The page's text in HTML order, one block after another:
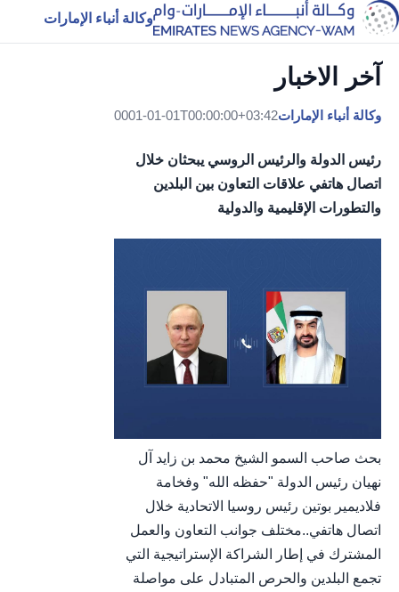
وكالة أنباء الإمارات
آخر الاخبار
وكالة أنباء الإمارات0001-01-01T00:00:00+03:42
رئيس الدولة والرئيس الروسي يبحثان خلال
اتصال هاتفي علاقات التعاون بين البلدين
والتطورات الإقليمية والدولية
بحث صاحب السمو الشيخ محمد بن زايد آل
نهيان رئيس الدولة "حفظه الله" وفخامة
فلاديمير بوتين رئيس روسيا الاتحادية خلال
اتصال هاتفي..مختلف جوانب التعاون والعمل
المشترك في إطار الشراكة الإستراتيجية التي
تجمع البلدين والحرص المتبادل على مواصلة